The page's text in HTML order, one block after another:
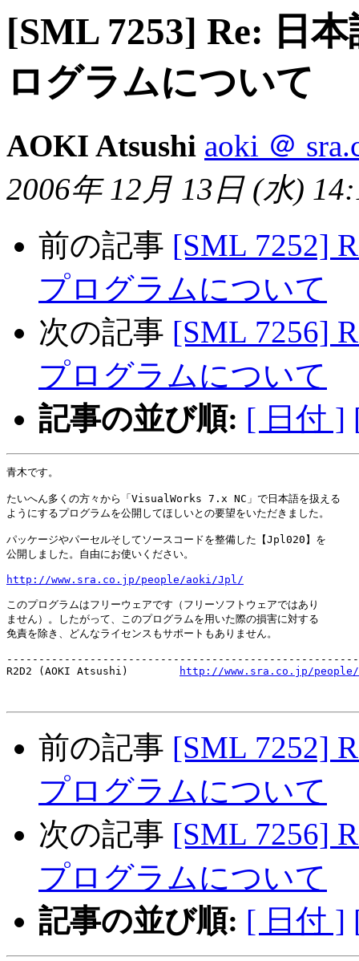
[SML 7253] Re: 日
ログラムについて
AOKI Atsushi aoki ＠
2006年 12月 13日 (水)
前の記事 [SML 7252]
プログラムについて
次の記事 [SML 7256]
プログラムについて
記事の並び順: [ 日付 ]
青木です。
たいへん多くの方々から「VisualWorks 7.x NC」で日本語を扱える
ようにするプログラムを公開してほしいとの要望をいただきました。
パッケージやパーセルそしてソースコードを整備した【Jpl020】を
公開しました。自由にお使いください。
http://www.sra.co.jp/people/aoki/Jpl/
このプログラムはフリーウェアです（フリーソフトウェアではあり
ません）。したがって、このプログラムを用いた際の損害に対する
免責を除き、どんなライセンスもサポートもありません。
R2D2 (AOKI Atsushi)
http://www.sra.co.jp/
前の記事 [SML 7252]
プログラムについて
次の記事 [SML 7256]
プログラムについて
記事の並び順: [ 日付 ]